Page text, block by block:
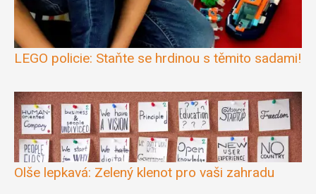
LEGO policie: Staňte se hrdinou s těmito sadami!
Olše lepkavá: Zelený klenot pro vaši zahradu